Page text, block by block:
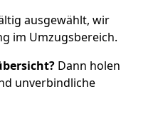
ausgewählt, wir
im Umzugsbereich.
Dann holen
unverbindliche